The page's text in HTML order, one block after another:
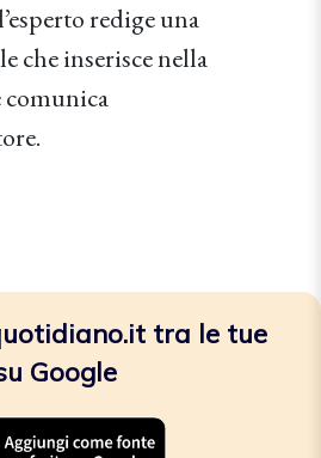
redige una
che inserisce nella
comunica
tra le tue
Google